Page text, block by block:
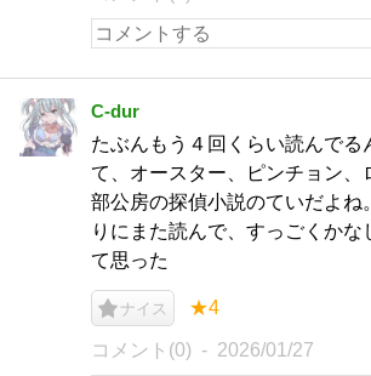
C-dur
たぶんもう４回くらい読んでる
て、オースター、ピンチョン、
部公房の探偵小説のていだよね
りにまた読んで、すっごくかな
て思った
ナイス ★4
コメント(0) 2026/01/27